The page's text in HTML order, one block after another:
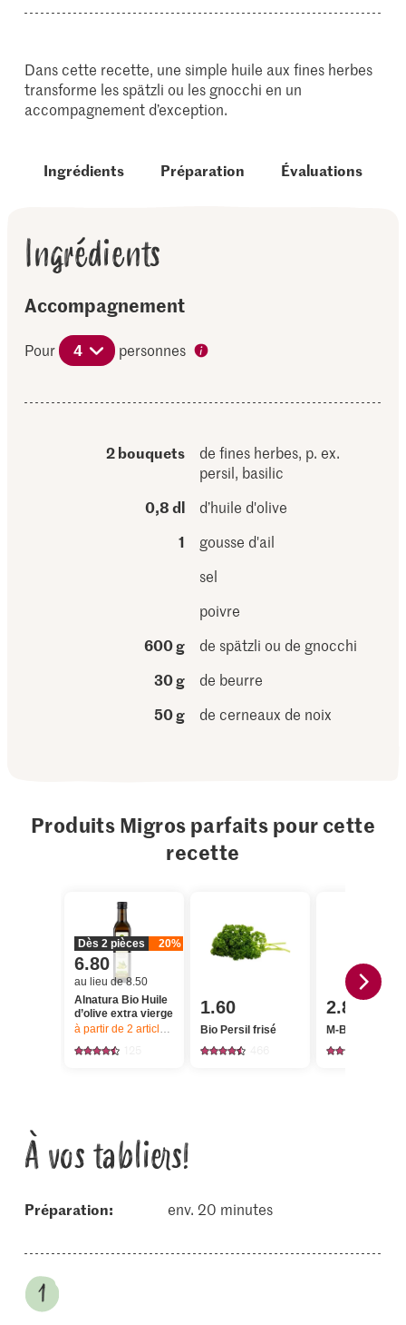
Dans cette recette, une simple huile aux fines herbes
transforme les spätzli ou les gnocchi en un
accompagnement d’exception.
Ingrédients Préparation Évaluations
Ingrédients
Accompagnement
Pour 4 personnes
2 bouquets
de fines herbes, p. ex.
persil, basilic
0,8 dl
d’huile d'olive
1
gousse d'ail
sel
poivre
600 g
de spätzli ou de gnocchi
30 g
de beurre
50 g
de cerneaux de noix
Produits Migros parfaits pour cette
recette
Dès 2 pièces 20%
6.80
au lieu de 8.50
Alnatura Bio Huile
d’olive extra vierge
à partir de 2 articles, Offre valable du 6.8 au 12.8.2026, jusqu’à
1.60
Bio Persil frisé
2.85
M-Budget
À vos tabliers!
Préparation: env. 20 minutes